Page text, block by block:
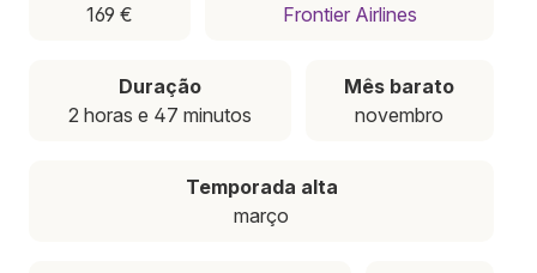
169 €
Frontier Airlines
Duração
2 horas e 47 minutos
Mês barato
novembro
Temporada alta
março